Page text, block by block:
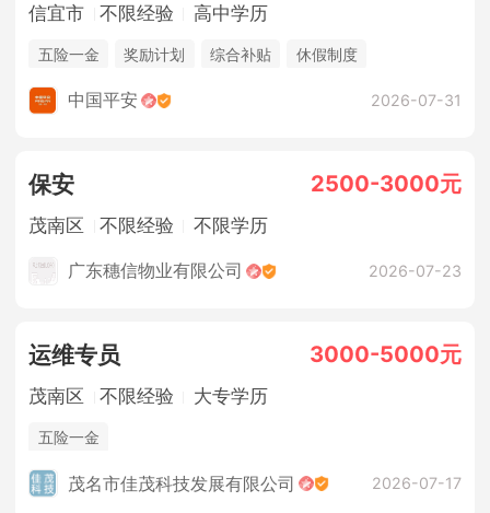
信宜市 不限经验 高中学历
五险一金 奖励计划 综合补贴
休假制度
法定节假日
中国平安 2026-07-31
保安 2500-3000元
茂南区 不限经验 不限学历
广东穗信物业有限公司 2026-07-23
运维专员 3000-5000元
茂南区 不限经验 大专学历
五险一金
茂名市佳茂科技发展有限公司 2026-07-17